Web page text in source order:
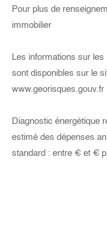
Pour plus de
immobilier
Les informations sur
sont disponibles sur le
www.georisques.gouv.fr
Diagnostic énergétique
estimé des dépenses
standard : entre € et €